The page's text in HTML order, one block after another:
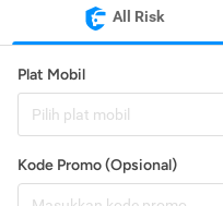
All Risk
Plat Mobil
Pilih plat mobil
Kode Promo (Opsional)